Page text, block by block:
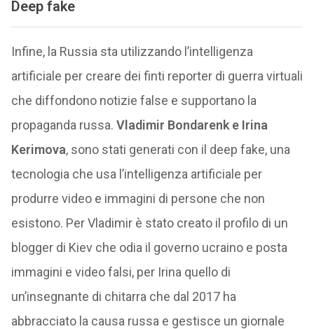
Deep fake
Infine, la Russia sta utilizzando l’intelligenza
artificiale per creare dei finti reporter di guerra virtuali
che diffondono notizie false e supportano la
propaganda russa. Vladimir Bondarenk e Irina
Kerimova, sono stati generati con il deep fake, una
tecnologia che usa l’intelligenza artificiale per
produrre video e immagini di persone che non
esistono. Per Vladimir è stato creato il profilo di un
blogger di Kiev che odia il governo ucraino e posta
immagini e video falsi, per Irina quello di
un’insegnante di chitarra che dal 2017 ha
abbracciato la causa russa e gestisce un giornale